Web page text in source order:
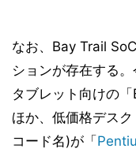
なお、Bay Trail
ションが存在する
タブレット向けの
ほか、低価格デス
コード名)が「